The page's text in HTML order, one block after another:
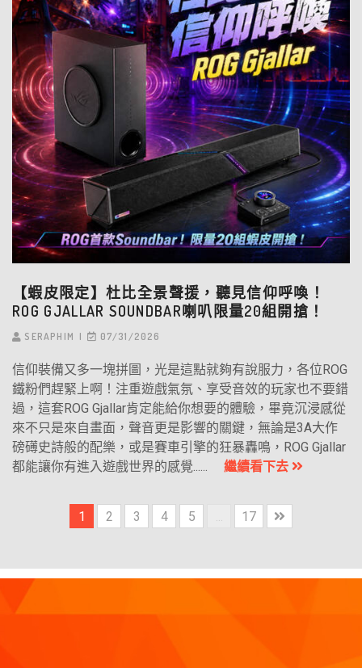
【蝦皮限定】杜比全景聲援，聽見信仰呼喚！
ROG GJALLAR SOUNDBAR喇叭限量20組開搶！
SERAPHIM 07/31/2026
信仰裝備又多一塊拼圖，光是這點就夠有說服力，各位ROG
鐵粉們趕緊上啊！注重遊戲氣氛、享受音效的玩家也不要錯
過，這套ROG Gjallar肯定能給你想要的體驗，畢竟沉浸感從
來不只是來自畫面，聲音更是影響的關鍵，無論是3A大作
磅礡史詩般的配樂，或是賽車引擎的狂暴轟鳴，ROG Gjallar
都能讓你有進入遊戲世界的感覺...... 繼續看下去
1 2 3 4 5 17